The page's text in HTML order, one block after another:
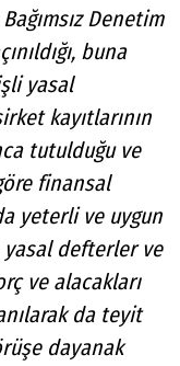
Denetim
buna
yasal
kayıtlarının
tutulduğu ve
finansal
yeterli ve uygun
yasal defterler ve
ve alacakları
da teyit
dayanak